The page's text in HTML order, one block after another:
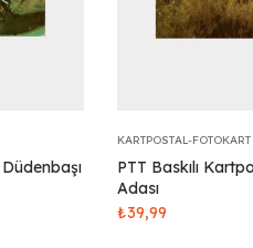
KARTPOSTAL-FOTOKART
PTT Baskılı
Adası
₺39,99